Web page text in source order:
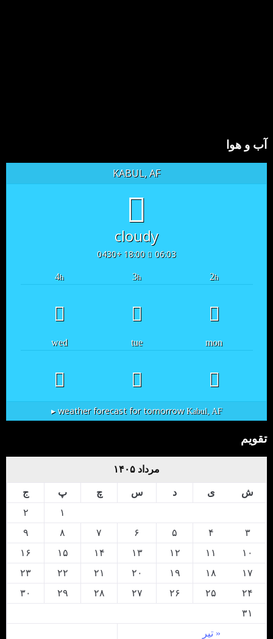
آب و هوا
KABUL, AF
cloudy
06:03
18:00 +0430
2h
3h
4h
mon
tue
wed
Kabul, AF
weather forecast for tomorrow ▸
تقویم
مرداد ۱۴۰۵
ش ی د س چ پ ج
« تیر
۱
۲
۳
۴ ۵ ۶ ۷ ۸
۹
۱۰
۱۱ ۱۲ ۱۳ ۱۴ ۱۵
۱۶
۱۷
۱۸ ۱۹ ۲۰ ۲۱ ۲۲
۲۳
۲۴
۲۵ ۲۶ ۲۷ ۲۸ ۲۹
۳۰
۳۱